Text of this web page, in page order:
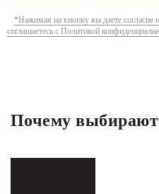
*Нажимая на кнопку вы даете согласие
соглашаетесь с Политикой
Почему выбирают